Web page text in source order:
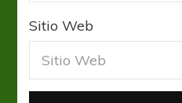
Sitio Web